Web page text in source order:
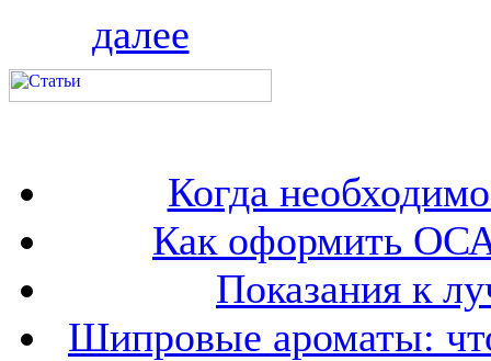
далее
Когда
Как оформить
Показания к
Шипровые ароматы: